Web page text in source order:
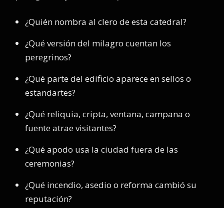
¿Quién nombra al clero de esta catedral?
¿Qué versión del milagro cuentan los
peregrinos?
¿Qué parte del edificio aparece en sellos o
estandartes?
¿Qué reliquia, cripta, ventana, campana o
fuente atrae visitantes?
¿Qué apodo usa la ciudad fuera de las
ceremonias?
¿Qué incendio, asedio o reforma cambió su
reputación?